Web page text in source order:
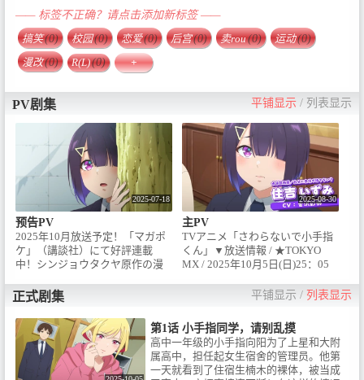
—— 标签不正确？请点击添加新标签 ——
搞笑(0) 校园(0) 恋爱(0) 后宫(0) 卖rou(0) 运动(0)
漫改(0) R(L)(0) +
PV剧集 平铺显示 / 列表显示
2025-07-18
预告PV
2025年10月放送予定！「マガポ
ケ」（講談社）にて好評連載
中！シンジョウタクヤ原作の漫
気作品『さわらないで小手指く
ん』のティザーPVをお届けしま
す。動いて喋るみんなの姿を初
公開！▼ストーリー / 小手指向
陽・高校１年生。特技は、気持
ちよくさせすぎちゃう超絶マッ
サージ！！学費を稼ぐため、ス
2025-08-30
主PV
TVアニメ「さわらないで小手指
くん」▼放送情報 / ★TOKYO
MX / 2025年10月5日(日)25：05
★BS11 / 2025年10月6日(月)25：
▼ストーリー / 小手指向陽・高校
１年生。特技は、気持ちよくさ
せすぎちゃう超絶マッサー
ジ！！学費を稼ぐため、スポー
ツ強豪校・星和大付属高校の寮
正式剧集 平铺显示 / 列表显示
第1话 小手指同学，请别乱摸
高中一年级的小手指向阳为了上星和大附
属高中，担任起女生宿舍的管理员。他第
一天就看到了住宿生楠木的裸体，被当成